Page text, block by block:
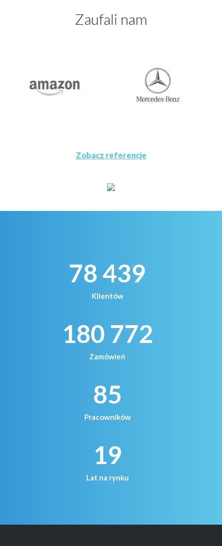
Zaufali nam
Zobacz referencje
78 439
Klientów
180 772
Zamówień
85
Pracowników
19
Lat na rynku